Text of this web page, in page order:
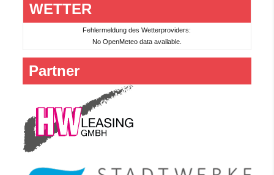
WETTER
Fehlermeldung des Wetterproviders:
No OpenMeteo data available.
Partner